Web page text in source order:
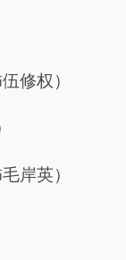
修权）
岸英）